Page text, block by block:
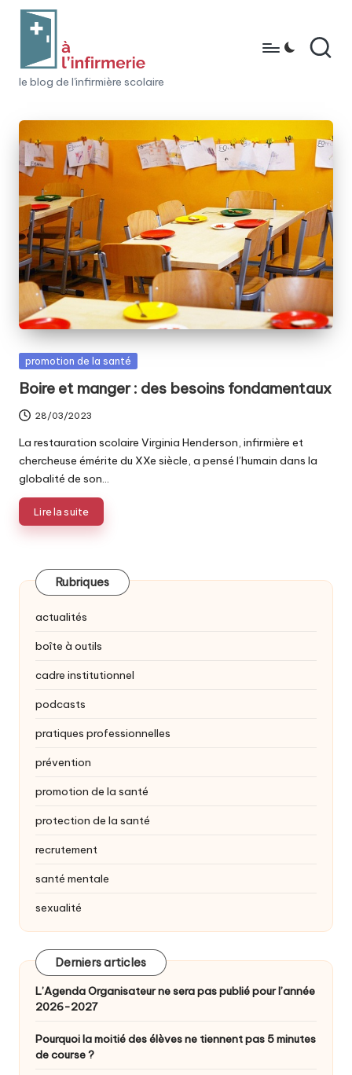
content
à
l'i
n
fi
r
m
e
ri
e
le blog de l'infirmière scolaire
Posted
promotion de la santé
Boire et manger : des besoins fondamentaux
28/03/2023
La restauration scolaire Virginia Henderson, infirmière et
chercheuse émérite du XXe siècle, a pensé l’humain dans la
globalité de son…
Lire la suite
Rubriques
actualités
boîte à outils
cadre institutionnel
podcasts
pratiques professionnelles
prévention
promotion de la santé
protection de la santé
recrutement
santé mentale
sexualité
Derniers articles
L’Agenda Organisateur ne sera pas publié pour l’année
2026-2027
Pourquoi la moitié des élèves ne tiennent pas 5 minutes
de course ?